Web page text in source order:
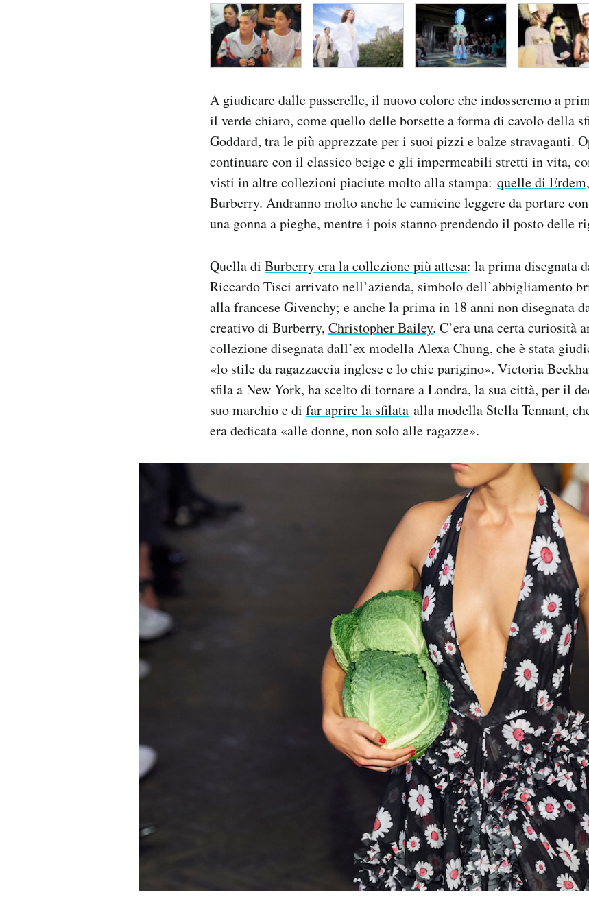
A giudicare dalle passerelle, il nuovo colore che indosseremo a
il verde chiaro, come quello delle borsette a forma di cavolo della
Goddard, tra le più apprezzate per i suoi pizzi e balze stravaganti.
continuare con il classico beige e gli impermeabili stretti in vita,
visti in altre collezioni piaciute molto alla stampa: quelle di Erdem
Burberry. Andranno molto anche le camicine leggere da portare
una gonna a pieghe, mentre i pois stanno prendendo il posto delle
Quella di Burberry era la collezione più attesa: la prima disegnata
Riccardo Tisci arrivato nell’azienda, simbolo dell’abbigliamento
alla francese Givenchy; e anche la prima in 18 anni non disegnata
creativo di Burberry, Christopher Bailey. C’era una certa curiosità
collezione disegnata dall’ex modella Alexa Chung, che è stata
«lo stile da ragazzaccia inglese e lo chic parigino». Victoria
sfila a New York, ha scelto di tornare a Londra, la sua città, per il
suo marchio e di far aprire la sfilata alla modella Stella Tennant,
era dedicata «alle donne, non solo alle ragazze».